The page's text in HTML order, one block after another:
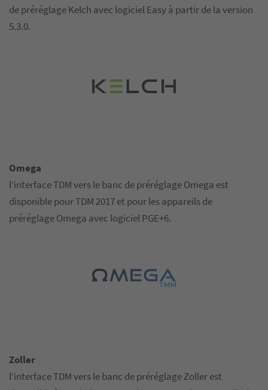
de préréglage Kelch avec logiciel Easy à partir de la version
5.3.0.
Omega
l’interface TDM vers le banc de préréglage Omega est
disponible pour TDM 2017 et pour les appareils de
préréglage Omega avec logiciel PGE+6.
Zoller
l’interface TDM vers le banc de préréglage Zoller est